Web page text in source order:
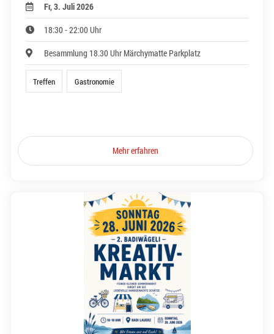
Fr, 3. Juli 2026
18:30 - 22:00 Uhr
Besammlung 18.30 Uhr Märchymatte Parkplatz
Treffen Gastronomie
Mehr erfahren